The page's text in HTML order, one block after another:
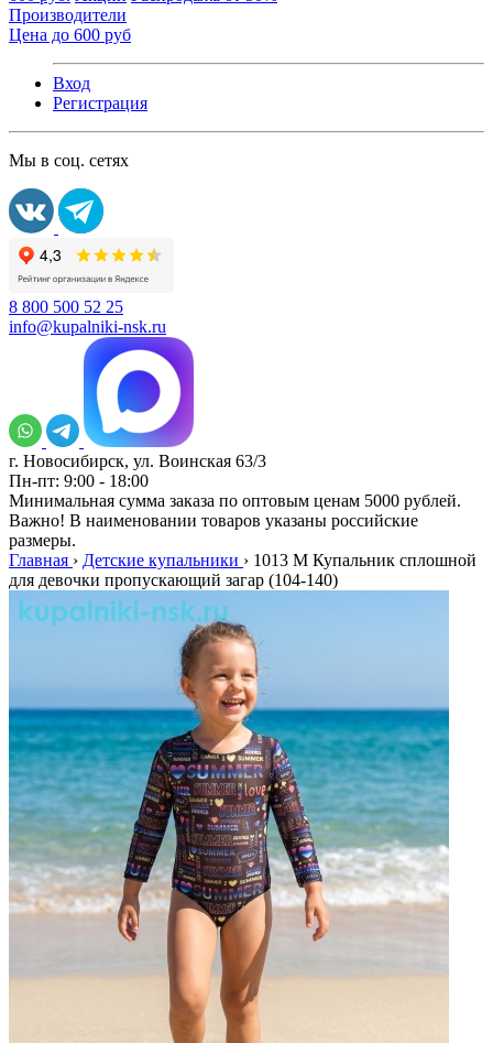
Производители
Цена до 600 руб
Вход
Регистрация
Мы в соц. сетях
8 800 500 52 25
info@kupalniki-nsk.ru
г. Новосибирск, ул. Воинская 63/3
Пн-пт: 9:00 - 18:00
Минимальная сумма заказа по оптовым ценам 5000 рублей.
Важно! В наименовании товаров указаны российские
размеры.
Главная › Детские купальники › 1013 M Купальник сплошной
для девочки пропускающий загар (104-140)